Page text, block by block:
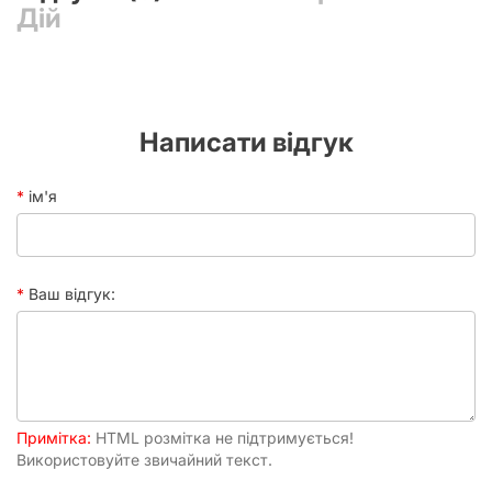
Час
партії
Дій
Написати відгук
ім'я
Ваш відгук:
Примітка: HTML розмітка не підтримується!
Використовуйте звичайний текст.